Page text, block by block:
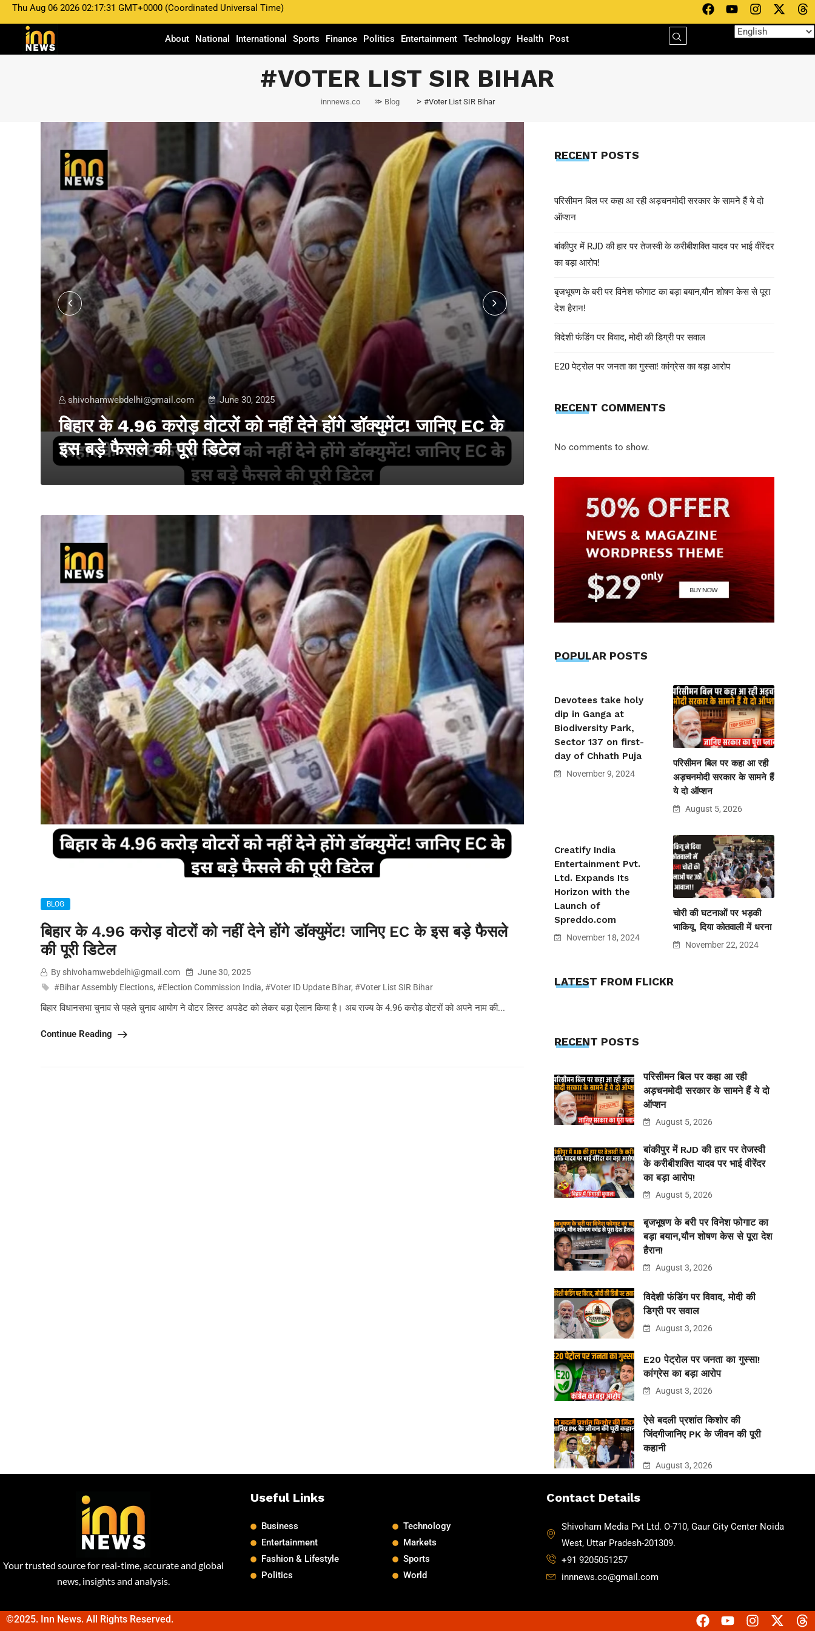
Thu Aug 06 2026 02:17:31 GMT+0000 (Coordinated Universal Time)
About National International Sports Finance Politics Entertainment Technology Health Post
#VOTER LIST SIR BIHAR
innnews.co > Blog > #Voter List SIR Bihar
shivohamwebdelhi@gmail.com June 30, 2025
बिहार के 4.96 करोड़ वोटरों को नहीं देने होंगे डॉक्युमेंट! जानिए EC के
इस बड़े फैसले की पूरी डिटेल
इस बड़े फैसले की पूरी डिटेल
BLOG
बिहार के 4.96 करोड़ वोटरों को नहीं देने होंगे डॉक्युमेंट! जानिए EC के इस बड़े फैसले
की पूरी डिटेल
By shivohamwebdelhi@gmail.com
June 30, 2025
#Bihar Assembly Elections, #Election Commission India, #Voter ID Update Bihar, #Voter List SIR Bihar
बिहार विधानसभा चुनाव से पहले चुनाव आयोग ने वोटर लिस्ट अपडेट को लेकर बड़ा ऐलान किया है। अब राज्य के 4.96 करोड़ वोटरों को अपने नाम की...
Continue Reading
RECENT POSTS
परिसीमन बिल पर कहा आ रही अड़चनमोदी सरकार के सामने हैं ये दो
ऑप्शन
बांकीपुर में RJD की हार पर तेजस्वी के करीबीशक्ति यादव पर भाई वीरेंदर
का बड़ा आरोप!
बृजभूषण के बरी पर विनेश फोगाट का बड़ा बयान,यौन शोषण केस से पूरा
देश हैरान!
विदेशी फंडिंग पर विवाद, मोदी की डिग्री पर सवाल
E20 पेट्रोल पर जनता का गुस्सा! कांग्रेस का बड़ा आरोप
RECENT COMMENTS
No comments to show.
POPULAR POSTS
Devotees take holy
dip in Ganga at
Biodiversity Park,
Sector 137 on first-
day of Chhath Puja
November 9, 2024
परिसीमन बिल पर कहा आ रही
अड़चनमोदी सरकार के सामने हैं
ये दो ऑप्शन
August 5, 2026
Creatify India
Entertainment Pvt.
Ltd. Expands Its
Horizon with the
Launch of
Spreddo.com
November 18, 2024
चोरी की घटनाओं पर भड़की
भाकियू, दिया कोतवाली में धरना
November 22, 2024
LATEST FROM FLICKR
RECENT POSTS
परिसीमन बिल पर कहा आ रही
अड़चनमोदी सरकार के सामने हैं ये दो
ऑप्शन
August 5, 2026
बांकीपुर में RJD की हार पर तेजस्वी
के करीबीशक्ति यादव पर भाई वीरेंदर
का बड़ा आरोप!
August 5, 2026
बृजभूषण के बरी पर विनेश फोगाट का
बड़ा बयान,यौन शोषण केस से पूरा देश
हैरान!
August 3, 2026
विदेशी फंडिंग पर विवाद, मोदी की
डिग्री पर सवाल
August 3, 2026
E20 पेट्रोल पर जनता का गुस्सा!
कांग्रेस का बड़ा आरोप
August 3, 2026
ऐसे बदली प्रशांत किशोर की
जिंदगीजानिए PK के जीवन की पूरी
कहानी
August 3, 2026
Your trusted source for real-time, accurate and global
news, insights and analysis.
Useful Links
Business
Entertainment
Fashion & Lifestyle
Politics
Technology
Markets
Sports
World
Contact Details
Shivoham Media Pvt Ltd. O-710, Gaur City Center Noida
West, Uttar Pradesh-201309.
+91 9205051257
innnews.co@gmail.com
©2025. Inn News. All Rights Reserved.